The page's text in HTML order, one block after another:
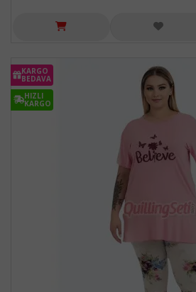
KARGO
BEDAVA
HIZLI
KARGO